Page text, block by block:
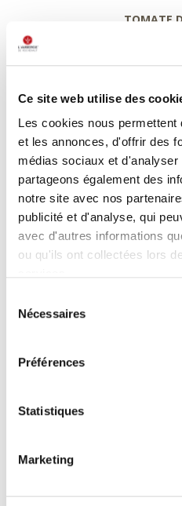
Ce site web utilise des
Les cookies nous
et les annonces, d'offrir des
médias sociaux et d'analyser
partageons également des
notre site avec nos
publicité et d'analyse, qui
avec d'autres informations
ou qu'ils ont collectées lors
Nécessaires
Préférences
Statistiques
Marketing
TOMATE
confites à l’huile d’origan –
condiment câpres-
farcie de langoustine et
stracciatella citronnée –
FILET
grillé sur peau – réduction de
cromesquis